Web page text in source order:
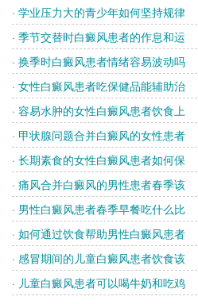
· 学业压力大的青少年如何坚持规律
· 季节交替时白癜风患者的作息和运
· 换季时白癜风患者情绪容易波动吗
· 女性白癜风患者吃保健品能辅助治
· 容易水肿的女性白癜风患者饮食上
· 甲状腺问题合并白癜风的女性患者
· 长期素食的女性白癜风患者如何保
· 痛风合并白癜风的男性患者春季该
· 男性白癜风患者春季早餐吃什么比
· 如何通过饮食帮助男性白癜风患者
· 感冒期间的儿童白癜风患者饮食该
· 儿童白癜风患者可以喝牛奶和吃鸡